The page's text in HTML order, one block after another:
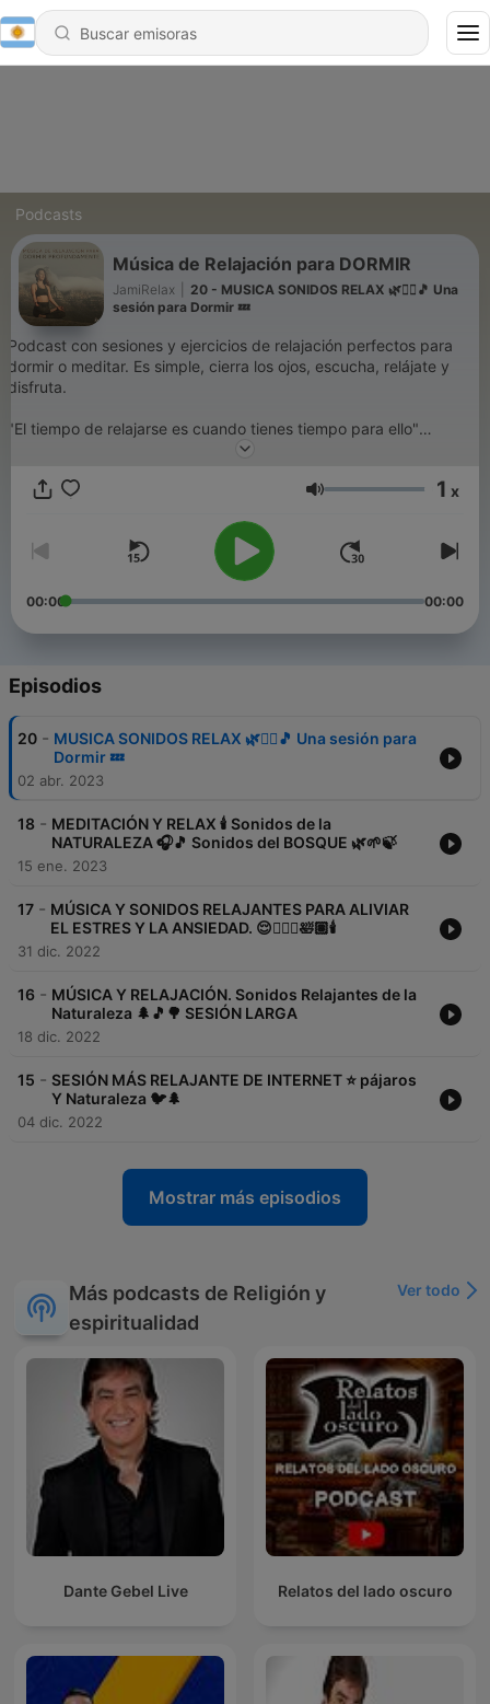
Podcasts
Música de Relajación para DORMIR
JamiRelax
20 - MUSICA SONIDOS RELAX 🌿🧘‍♀️🎵 Una
sesión para Dormir 💤
Podcast con sesiones y ejercicios de relajación perfectos para
dormir o meditar. Es simple, cierra los ojos, escucha, relájate y
disfruta.
"El tiempo de relajarse es cuando tienes tiempo para ello"
https://open.spotify.com/show/79ssrygms8kL0kUdF1FJT1?
si=0b5cb85c256748e5
🌍 Sonidos de relajación inspirados en viaje:
https://open.spotify.com/show/3Z3N0O84Ln8Eb52zxhrxxn?
si=1c0beba07d674ef7
🙏 Sesiones de relajación:
si=1fcb64dff79b49b4
💤 Dormir en 5 minutos. Relajación:
https://open.spotify.com/show/2QEHfPbhd9CszSiBfmivTb
🇬🇧 🇺🇸 English language Relaxing Podcast
https://open.spotify.com/show/4BcuoQRvVLjNE1mXTnIPuN?
si=00f4e455e8904422
TODOS LOS CANALES EN UN ENLACE:
https://linktr.ee/relajacionymeditacion
👋 SÍGUEME EN:
📲 TELEGRAM:https://t.me/relajacionymeditacion
📷 INSTAGRAM:https://www.instagram.com/relajacionmeditacion/
💻 YOUTUBE:
📹 TWITCH:https://www.twitch.tv/relajacionymeditacion
✏ FACEBOOK:https://www.facebook.com/Relajaci%C3%B3n-y-
meditaci%C3%B3n-107509581826463
🔶 ¡Cierra los ojos y disfruta! 🔶
Volumen 1 x
00:00 00:00
Episodios
20 - MUSICA SONIDOS RELAX 🌿🧘‍♀️🎵 Una sesión para
Dormir 💤
02 abr. 2023
18 - MEDITACIÓN Y RELAX 🕯 Sonidos de la
NATURALEZA 🎧🎵 Sonidos del BOSQUE 🌿🌱🍃
15 ene. 2023
17 - MÚSICA Y SONIDOS RELAJANTES PARA ALIVIAR
EL ESTRES Y LA ANSIEDAD. 😌🧘🏽‍♀️🛀🏽🕯
31 dic. 2022
16 - MÚSICA Y RELAJACIÓN. Sonidos Relajantes de la
Naturaleza 🌲🎵🌳 SESIÓN LARGA
18 dic. 2022
15 - SESIÓN MÁS RELAJANTE DE INTERNET ‍⭐️ pájaros
Y Naturaleza 🐦🌲
04 dic. 2022
Mostrar más episodios
Más podcasts de Religión y
espiritualidad
Ver todo
Dante Gebel Live Relatos del lado oscuro